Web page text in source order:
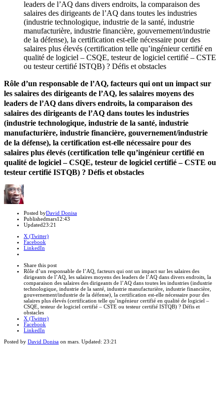
leaders de l’AQ dans divers endroits, la comparaison des
salaires des dirigeants de l’AQ dans toutes les industries
(industrie technologique, industrie de la santé, industrie
manufacturière, industrie financière, gouvernement/industrie
de la défense), la certification est-elle nécessaire pour des
salaires plus élevés (certification telle qu’ingénieur certifié en
qualité de logiciel – CSQE, testeur de logiciel certifié – CSTE
ou testeur certifié ISTQB) ? Défis et obstacles
Rôle d’un responsable de l’AQ, facteurs qui ont un impact sur
les salaires des dirigeants de l’AQ, les salaires moyens des
leaders de l’AQ dans divers endroits, la comparaison des
salaires des dirigeants de l’AQ dans toutes les industries
(industrie technologique, industrie de la santé, industrie
manufacturière, industrie financière, gouvernement/industrie
de la défense), la certification est-elle nécessaire pour des
salaires plus élevés (certification telle qu’ingénieur certifié en
qualité de logiciel – CSQE, testeur de logiciel certifié – CSTE ou
testeur certifié ISTQB) ? Défis et obstacles
Author
Posted byDavid Donisa
Publishedmars12:43
Updated23:21
X (Twitter)
Facebook
LinkedIn
post
Share this postClose
sharing
box
Rôle d’un responsable de l’AQ, facteurs qui ont un impact sur les salaires des
dirigeants de l’AQ, les salaires moyens des leaders de l’AQ dans divers endroits, la
comparaison des salaires des dirigeants de l’AQ dans toutes les industries (industrie
technologique, industrie de la santé, industrie manufacturière, industrie financière,
gouvernement/industrie de la défense), la certification est-elle nécessaire pour des
salaires plus élevés (certification telle qu’ingénieur certifié en qualité de logiciel –
CSQE, testeur de logiciel certifié – CSTE ou testeur certifié ISTQB) ? Défis et
obstacles
X (Twitter)
Facebook
LinkedIn
Posted by David Donisa on mars . Updated: 23:21